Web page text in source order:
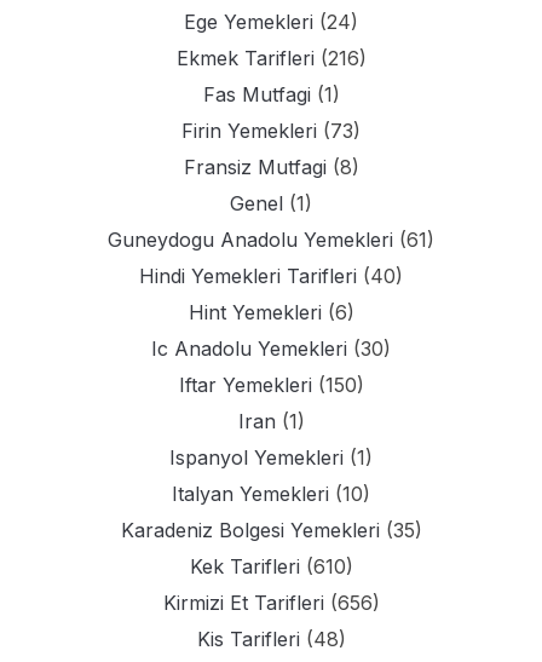
Ege Yemekleri (24)
Ekmek Tarifleri (216)
Fas Mutfagi (1)
Firin Yemekleri (73)
Fransiz Mutfagi (8)
Genel (1)
Guneydogu Anadolu Yemekleri (61)
Hindi Yemekleri Tarifleri (40)
Hint Yemekleri (6)
Ic Anadolu Yemekleri (30)
Iftar Yemekleri (150)
Iran (1)
Ispanyol Yemekleri (1)
Italyan Yemekleri (10)
Karadeniz Bolgesi Yemekleri (35)
Kek Tarifleri (610)
Kirmizi Et Tarifleri (656)
Kis Tarifleri (48)